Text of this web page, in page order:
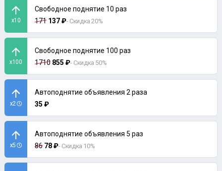
x10
Свободное поднятие 10 раз
171 137 ₽- Скидка 20%
x100
Свободное поднятие 100 раз
1710 855 ₽- Скидка 50%
x2
Автоподнятие объявления 2 раза
35 ₽
x5
Автоподнятие объявления 5 раз
86 78 ₽- Скидка 10%